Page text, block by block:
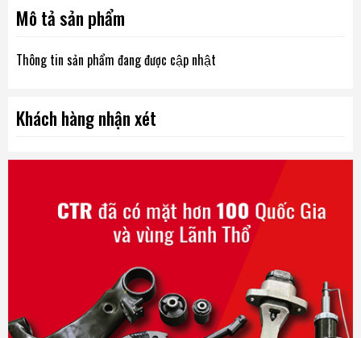
Mô tả sản phẩm
Thông tin sản phẩm đang được cập nhật
Khách hàng nhận xét